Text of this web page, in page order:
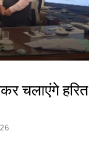
चलाएंगे हरित